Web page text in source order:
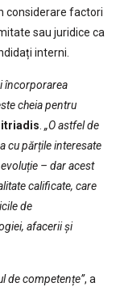
considerare factori
sau juridice ca
interni.
încorporarea
cheia pentru
. „O astfel de
cu părțile interesate
– dar acest
calificate, care
de
afacerii și
de competențe”, a